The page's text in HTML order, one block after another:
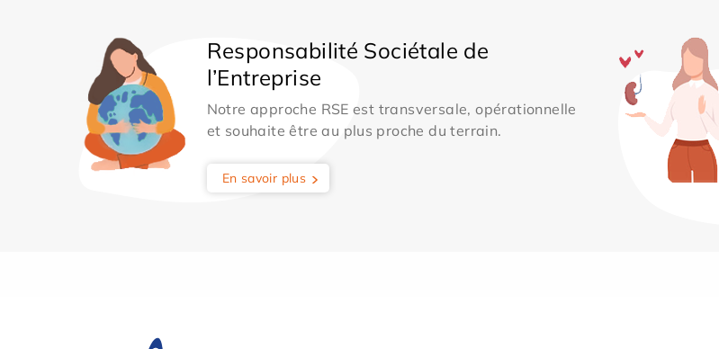
Responsabilité Sociétale de
l’Entreprise
Notre approche RSE est transversale, opérationnelle
et souhaite être au plus proche du terrain.
En savoir plus